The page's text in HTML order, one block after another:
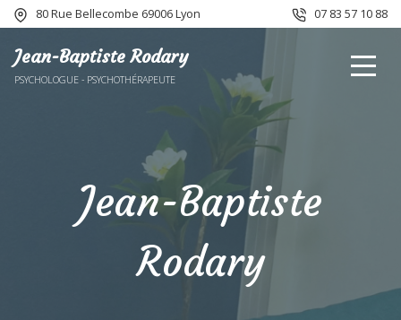
80 Rue Bellecombe 69006 Lyon 07 83 57 10 88
Jean-Baptiste Rodary
PSYCHOLOGUE - PSYCHOTHÉRAPEUTE
Jean-Baptiste
Rodary